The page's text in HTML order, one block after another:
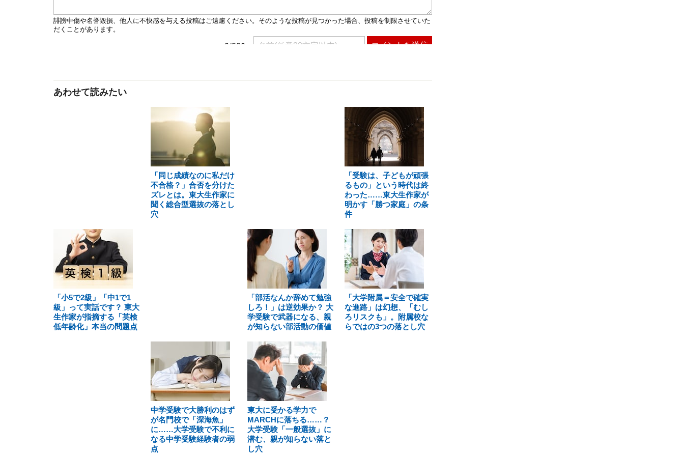
あわせて読みたい
「同じ成績なのに私だけ
不合格？」合否を分けた
ズレとは。東大生作家に
聞く総合型選抜の落とし
穴
「受験は、子どもが頑張
るもの」という時代は終
わった……東大生作家が
明かす「勝つ家庭」の条
件
「小5で2級」「中1で1
級」って実話です？ 東大
生作家が指摘する「英検
低年齢化」本当の問題点
「部活なんか辞めて勉強
しろ！」は逆効果か？ 大
学受験で武器になる、親
が知らない部活動の価値
「大学附属＝安全で確実
な進路」は幻想、「むし
ろリスクも」。附属校な
らではの3つの落とし穴
中学受験で大勝利のはず
が名門校で「深海魚」
に……大学受験で不利に
なる中学受験経験者の弱
点
東大に受かる学力で
MARCHに落ちる……？
大学受験「一般選抜」に
潜む、親が知らない落と
し穴